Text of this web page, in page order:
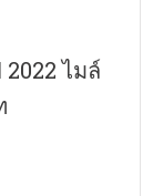
ไมล์